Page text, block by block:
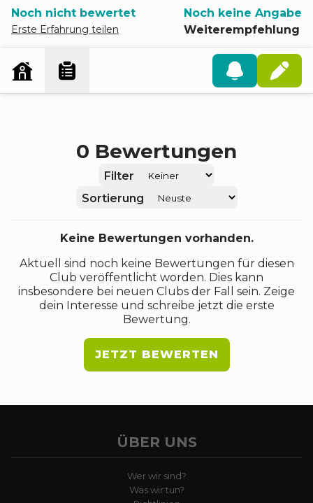
Noch nicht bewertet
Erste Erfahrung teilen
Noch keine Angabe
Weiterempfehlung
0 Bewertungen
Filter
Sortierung
Keine Bewertungen vorhanden.
Aktuell sind noch keine Bewertungen für diesen
Club veröffentlicht worden. Dies kann
insbesondere bei neuen Clubs der Fall sein. Zeige
dein Interesse und schreibe jetzt die erste
Bewertung.
JETZT BEWERTEN
ÜBER UNS
Wer wir sind?
Was wir tun?